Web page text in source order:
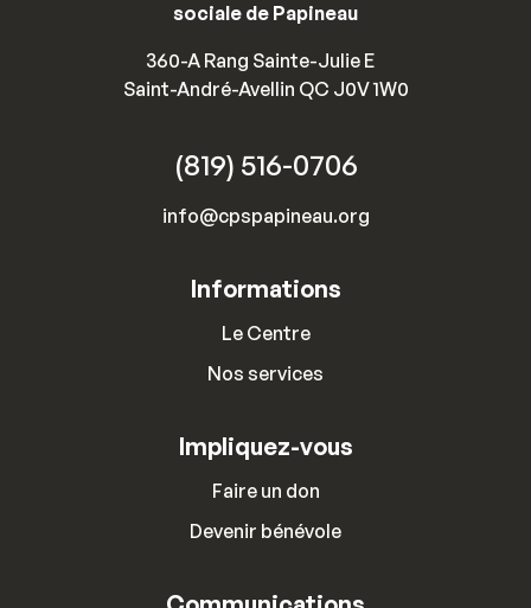
sociale de Papineau
360-A Rang Sainte-Julie E
Saint-André-Avellin QC J0V 1W0
(819) 516-0706
info@cpspapineau.org
Informations
Le Centre
Nos services
Impliquez-vous
Faire un don
Devenir bénévole